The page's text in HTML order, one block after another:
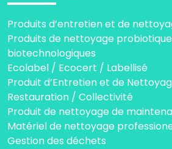
Produits d’entretien et de
Produits de nettoyage
biotechnologiques
Ecolabel / Ecocert / Labellisé
Produit d’Entretien et de
Restauration / Collectivité
Produit de nettoyage de
Matériel de nettoyage
Gestion des déchets